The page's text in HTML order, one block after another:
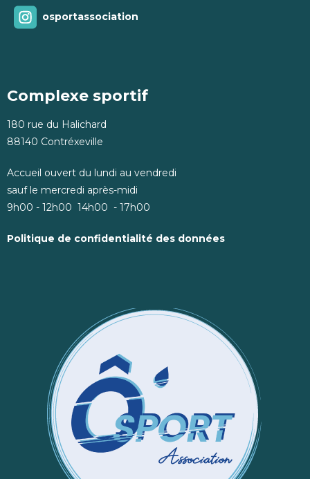
osportassociation
Complexe sportif
180 rue du Halichard
88140 Contréxeville
Accueil ouvert du lundi au vendredi
sauf le mercredi après-midi
9h00 - 12h00 14h00 - 17h00
Politique de confidentialité des données